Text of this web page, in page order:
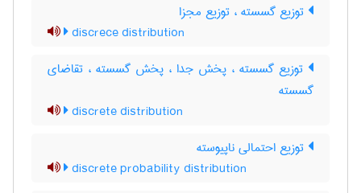
توزیع گسسته ، توزیع مجزا
discrece distribution
توزیع گسسته ، پخش جدا ، پخش گسسته ، تقاضای
گسسته
discrete distribution
توزیع احتمالی ناپیوسته
discrete probability distribution